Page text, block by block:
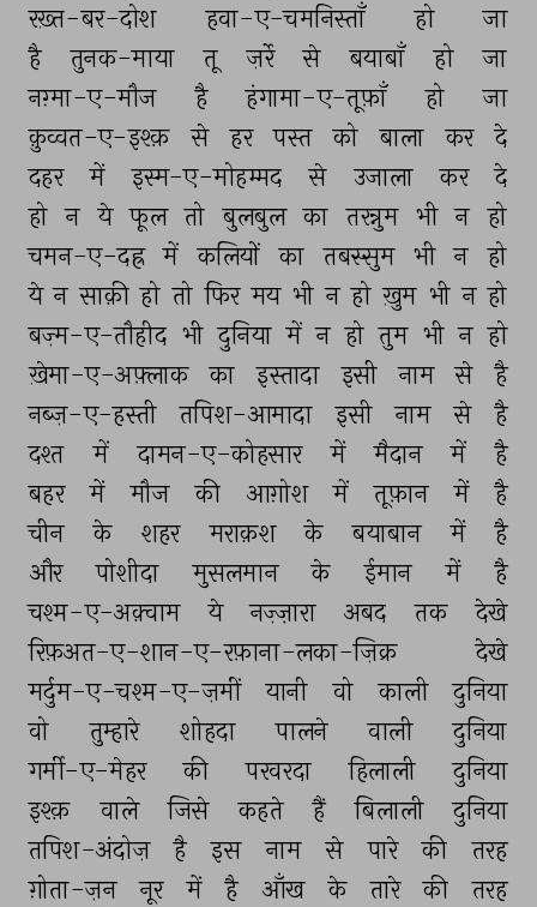
रख़्त-बर-दोश
हवा-ए-चमनिस्ताँ हो
जा
है
तुनक-माया तू ज़र्रे से बयाबाँ हो
जा
नग़्मा-ए-मौज
है हंगामा-ए-तूफ़ाँ हो
जा
क़ुव्वत-ए-इश्क़
से हर पस्त को बाला कर
दे
दहर
में इस्म-ए-मोहम्मद से उजाला कर
दे
हो न ये फूल तो बुलबुल का तरन्नुम भी न हो
चमन-ए-दह्र में कलियों का तबस्सुम भी न हो
ये न साक़ी हो तो फिर मय भी न हो ख़ुम भी न हो
बज़्म-ए-तौहीद भी दुनिया में न हो तुम भी न हो
ख़ेमा-ए-अफ़्लाक
का इस्तादा इसी नाम से
है
नब्ज़-ए-हस्ती
तपिश-आमादा इसी नाम से
है
दश्त
में दामन-ए-कोहसार में मैदान में
है
बहर
में मौज की आग़ोश में तूफ़ान में
है
चीन
के शहर मराक़श के बयाबान में
है
और
पोशीदा मुसलमान के ईमान में
है
चश्म-ए-अक़्वाम
ये नज़्ज़ारा अबद तक
देखे
रिफ़अत-ए-शान-ए-रफ़ाना-लका-ज़िक्र
देखे
मर्दुम-ए-चश्म-ए-ज़मीं
यानी वो काली
दुनिया
वो
तुम्हारे शोहदा पालने वाली
दुनिया
गर्मी-ए-मेहर
की परवरदा हिलाली
दुनिया
इश्क़
वाले जिसे कहते हैं बिलाली
दुनिया
तपिश-अंदोज़
है इस नाम से पारे की
तरह
ग़ोता-ज़न
नूर में है आँख के तारे की
तरह